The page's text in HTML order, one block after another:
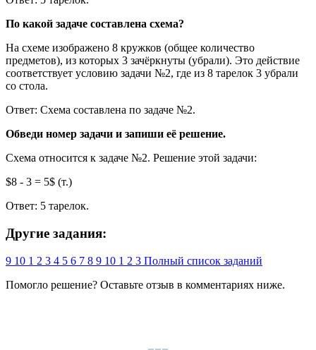
По какой задаче составлена схема?
На схеме изображено 8 кружков (общее количество
предметов), из которых 3 зачёркнуты (убрали). Это действие
соответствует условию задачи №2, где из 8 тарелок 3 убрали
со стола.
Ответ: Схема составлена по задаче №2.
Обведи номер задачи и запиши её решение.
Схема относится к задаче №2. Решение этой задачи:
$8 - 3 = 5$ (т.)
Ответ: 5 тарелок.
Другие задания:
9 10 1 2 3 4 5 6 7 8 9 10 1 2 3 Полный список заданий
Помогло решение? Оставьте отзыв в комментариях ниже.